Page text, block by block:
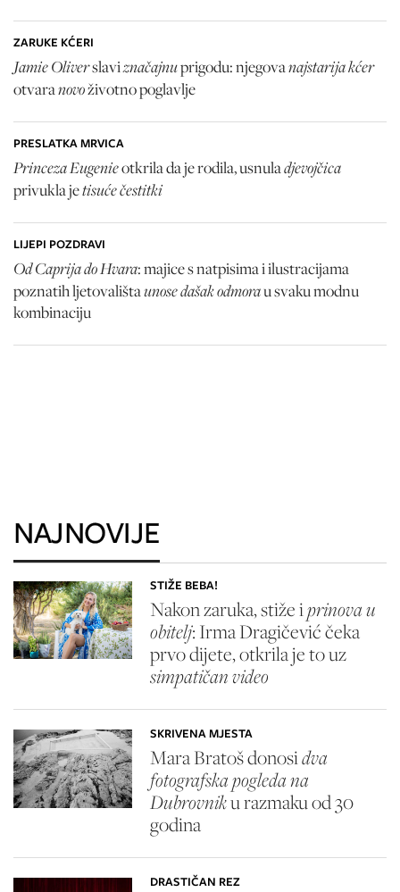
ZARUKE KĆERI
Jamie Oliverslaviznačajnuprigodu: njegovanajstarija kćer
otvaranovoživotno poglavlje
PRESLATKA MRVICA
Princeza Eugenieotkrila da je rodila, usnuladjevojčica
privukla jetisuće čestitki
LIJEPI POZDRAVI
Od Caprija do Hvara: majice s natpisima i ilustracijama
poznatih ljetovalištaunose dašak odmorau svaku modnu
kombinaciju
NAJNOVIJE
STIŽE BEBA!
Nakon zaruka, stiže iprinova u
obitelj: Irma Dragičević čeka
prvo dijete, otkrila je to uz
simpatičan video
SKRIVENA MJESTA
Mara Bratoš donosidva
fotografska pogleda na
Dubrovniku razmaku od 30
godina
DRASTIČAN REZ